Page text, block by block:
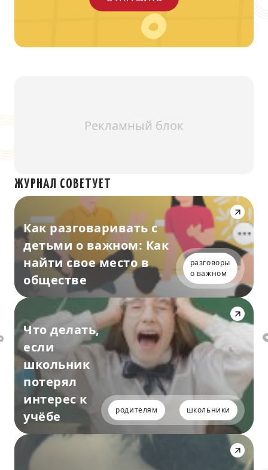
Рекламный блок
ЖУРНАЛ СОВЕТУЕТ
Как разговаривать с
детьми о важном: Как
найти свое место в
обществе
разговоры
о важном
Что делать,
если
школьник
потерял
интерес к
учёбе
родителям школьники